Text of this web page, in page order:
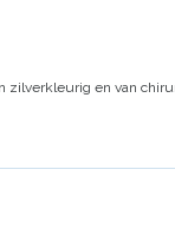
zilverkleurig en van